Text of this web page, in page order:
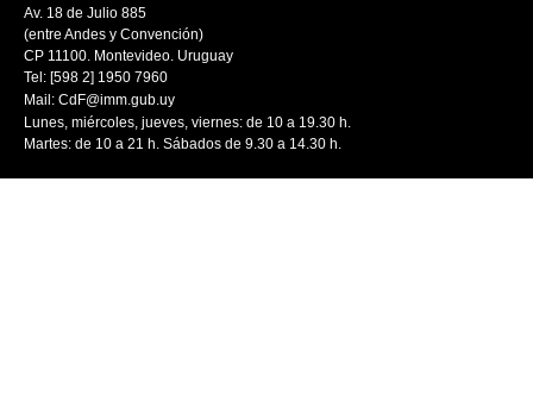
Av. 18 de Julio 885
(entre Andes y Convención)
CP 11100. Montevideo. Uruguay
Tel: [598 2] 1950 7960
Mail: CdF@imm.gub.uy
Lunes, miércoles, jueves, viernes: de 10 a 19.30 h.
Martes: de 10 a 21 h. Sábados de 9.30 a 14.30 h.